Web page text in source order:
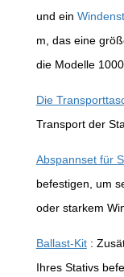
und ein
m, das eine
die Modelle
Die
Transport der
Abspannset für
befestigen, um
oder starkem
Ballast-Kit:
Ihres Stativs